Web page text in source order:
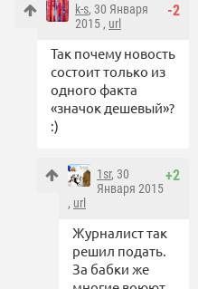
-2
k-s, 30 Января
2015 , url
Так почему новость
состоит только из
одного факта
«значок дешевый»?
:)
+2
1sr, 30
Января 2015
, url
Журналист так
решил подать.
За бабки же